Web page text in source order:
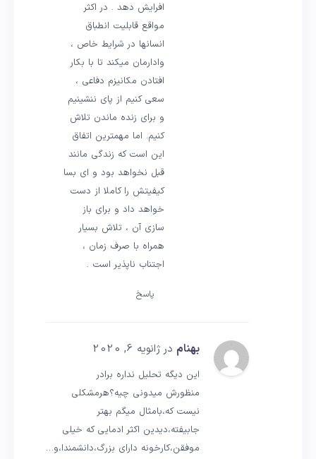
افرایش دهد . در اکثر
مواقع قابلیت انطباق
انسانها در شرایط خاص ،
وادارمان میکند تا با بکار
افتادن مکانیزم دفاعی ،
سعی کنیم از پای ننشینیم
و برای زنده ماندن تلاش
کنیم. اما مهمترین اتفاق
این است که زندگی مانند
قبل نخواهد بود و ای بسا
کیفیتش را کاملا از دست
خواهد داد و برای باز
سازی آن ، تلاش بسیار
همراه با صرف زمان ،
اجتناب ناپذیر است .
پاسخ
بهنام در ژانویه 6, 2020
این دیگه تحلیل نداره برادر
منظورش میدونی چیه؟هرمشکلی
نیست که،بامثال میگم بهتر
جابیفته،دیدین اکثر ادمایی که خیلی
موفقن،کارخونه دارای بزرگ،دانشمندا،و…